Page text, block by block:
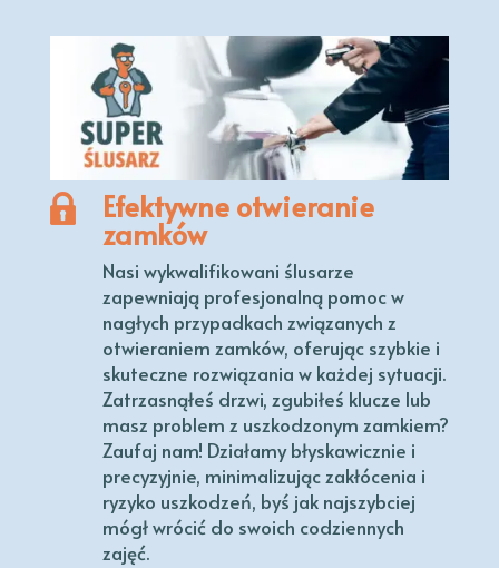
Efektywne otwieranie
zamków
Nasi wykwalifikowani ślusarze
zapewniają profesjonalną pomoc w
nagłych przypadkach związanych z
otwieraniem zamków, oferując szybkie i
skuteczne rozwiązania w każdej sytuacji.
Zatrzasnąłeś drzwi, zgubiłeś klucze lub
masz problem z uszkodzonym zamkiem?
Zaufaj nam! Działamy błyskawicznie i
precyzyjnie, minimalizując zakłócenia i
ryzyko uszkodzeń, byś jak najszybciej
mógł wrócić do swoich codziennych
zajęć.